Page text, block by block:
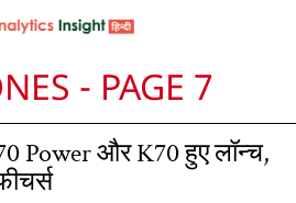
- PAGE 7
Power और K70 हुए लॉन्च,